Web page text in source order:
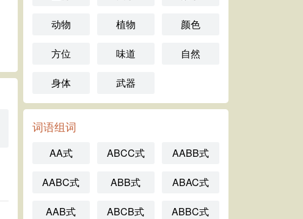
动物 植物 颜色
方位 味道 自然
身体 武器
词语组词
AA式 ABCC式 AABB式
AABC式 ABB式 ABAC式
AAB式 ABCB式 ABBC式